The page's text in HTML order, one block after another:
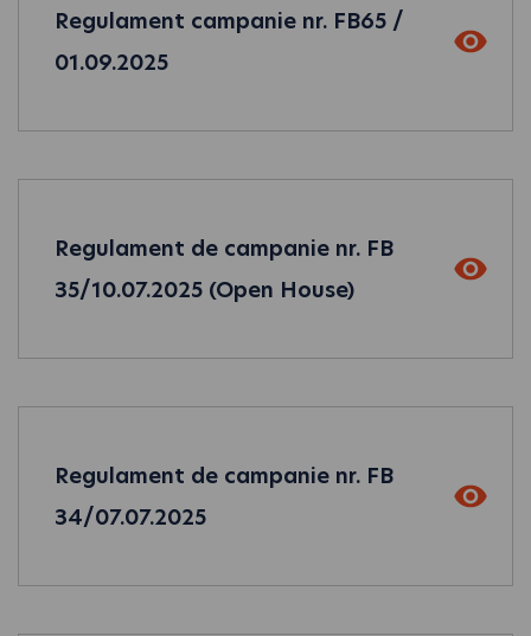
Regulament campanie nr. FB65 /
01.09.2025
Regulament de campanie nr. FB
35/10.07.2025 (Open House)
Regulament de campanie nr. FB
34/07.07.2025